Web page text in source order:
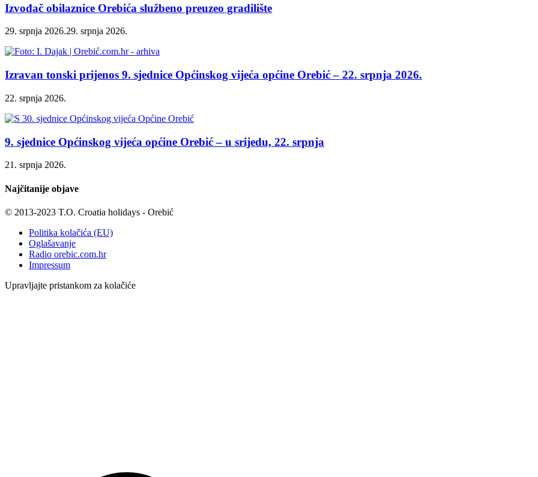
Izvođač obilaznice Orebića službeno preuzeo gradilište
29. srpnja 2026.29. srpnja 2026.
Izravan tonski prijenos 9. sjednice Općinskog vijeća općine Orebić – 22. srpnja 2026.
22. srpnja 2026.
9. sjednice Općinskog vijeća općine Orebić – u srijedu, 22. srpnja
21. srpnja 2026.
Najčitanije objave
© 2013-2023 T.O. Croatia holidays - Orebić
Politika kolačića (EU)
Oglašavanje
Radio orebic.com.hr
Impressum
Upravljajte pristankom za kolačiće